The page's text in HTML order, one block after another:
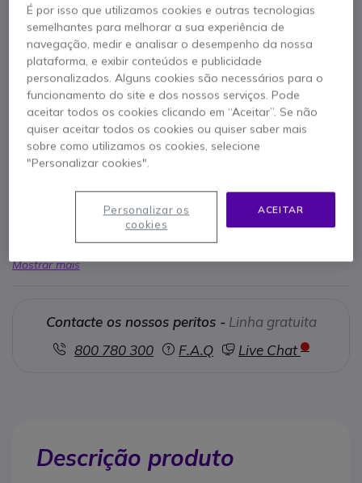
RECONDICIONADO
74,95 € s/iva 92,19 € Iva Incl.
Características principais
1U para montagem do rack.
Ethernet Interfaces 10/100/1000 integrado.
Locais de extensão para serviços de DSP, EHWIC e
512 Mb de RAM (instalado)/2 GB (máx).
Confiável para pequenas empresas e escritórios remotos.
Mostrar mais
Contacte os nossos peritos - Linha gratuita
800 780 300
F.A.Q Live Chat
Descrição produto
É por isso que utilizamos cookies e outras tecnologias
semelhantes para melhorar a sua experiência de
navegação, medir e analisar o desempenho da nossa
plataforma, e exibir conteúdos e publicidade
personalizados. Alguns cookies são necessários para o
funcionamento do site e dos nossos serviços. Pode
aceitar todos os cookies clicando em “Aceitar”. Se não
quiser aceitar todos os cookies ou quiser saber mais
sobre como utilizamos os cookies, selecione
"Personalizar cookies".
ACEITAR
Personalizar os
cookies